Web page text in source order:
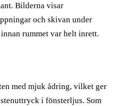
Bilderna visar
och skivan under
rummet var helt inrett.
med mjuk ådring, vilket ger
i fönsterljus. Som